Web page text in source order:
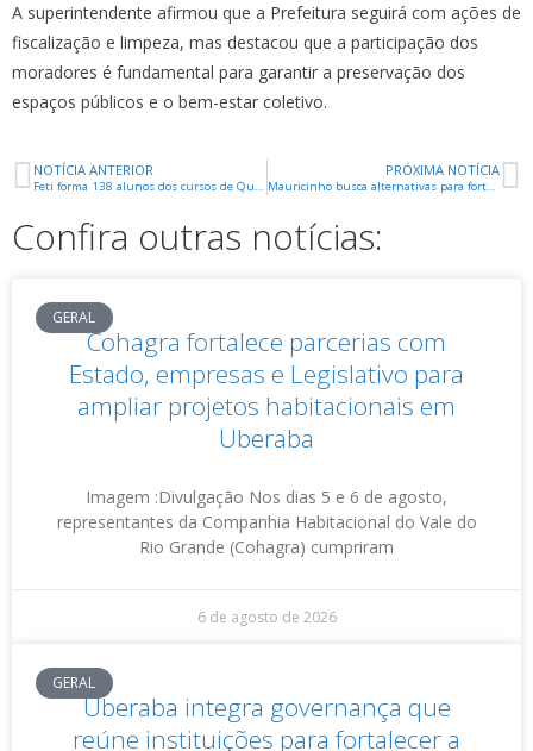
A superintendente afirmou que a Prefeitura seguirá com ações de
fiscalização e limpeza, mas destacou que a participação dos
moradores é fundamental para garantir a preservação dos
espaços públicos e o bem-estar coletivo.
NOTÍCIA ANTERIOR
Feti forma 138 alunos dos cursos de Qualificação Profissional
PRÓXIMA NOTÍCIA
Mauricinho busca alternativas para fortalecer o Banco de Alimentos
Confira outras notícias:
GERAL
Cohagra fortalece parcerias com
Estado, empresas e Legislativo para
ampliar projetos habitacionais em
Uberaba
Imagem :Divulgação Nos dias 5 e 6 de agosto,
representantes da Companhia Habitacional do Vale do
Rio Grande (Cohagra) cumpriram
6 de agosto de 2026
GERAL
Uberaba integra governança que
reúne instituições para fortalecer a